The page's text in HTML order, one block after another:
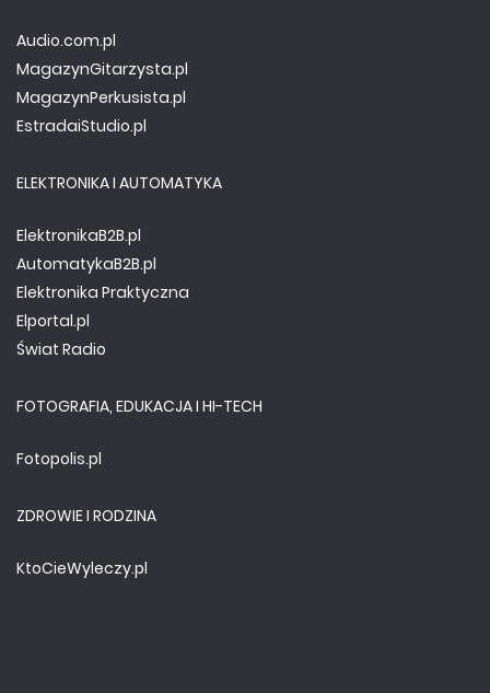
Audio.com.pl
MagazynGitarzysta.pl
MagazynPerkusista.pl
EstradaiStudio.pl
ELEKTRONIKA I AUTOMATYKA
ElektronikaB2B.pl
AutomatykaB2B.pl
Elektronika Praktyczna
Elportal.pl
Świat Radio
FOTOGRAFIA, EDUKACJA I HI-TECH
Fotopolis.pl
ZDROWIE I RODZINA
KtoCieWyleczy.pl